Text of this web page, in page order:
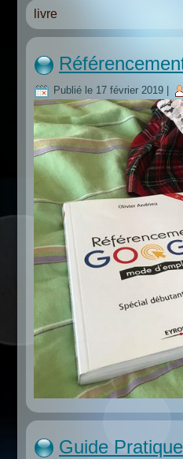
livre
Publié le 17 février 2019
Guide